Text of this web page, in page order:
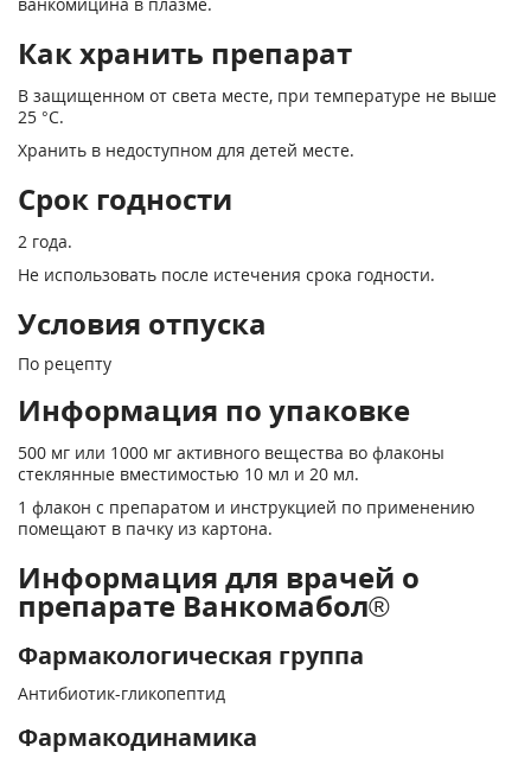
Как хранить препарат
В защищенном от света месте, при температуре не выше
25 °С.
Хранить в недоступном для детей месте.
Срок годности
2 года.
Не использовать после истечения срока годности.
Условия отпуска
По рецепту
Информация по упаковке
500 мг или 1000 мг активного вещества во флаконы
стеклянные вместимостью 10 мл и 20 мл.
1 флакон с препаратом и инструкцией по применению
помещают в пачку из картона.
Информация для врачей о
препарате Ванкомабол®
Фармакологическая группа
Антибиотик-гликопептид
Фармакодинамика